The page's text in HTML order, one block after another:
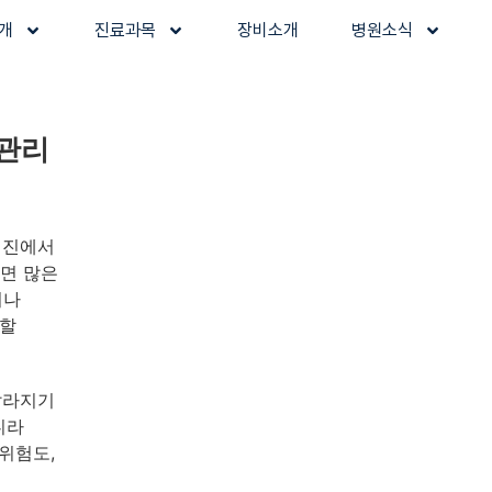
진료과목 장비소개 병원소식
리
에서
많은
지기
라
험도,